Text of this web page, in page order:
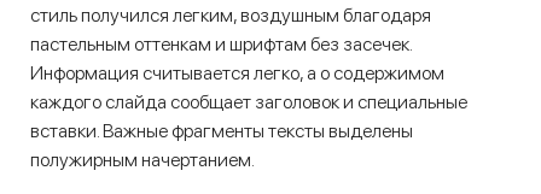
стиль получился легким, воздушным благодаря
пастельным оттенкам и шрифтам без засечек.
Информация считывается легко, а о содержимом
каждого слайда сообщает заголовок и специальные
вставки. Важные фрагменты тексты выделены
полужирным начертанием.